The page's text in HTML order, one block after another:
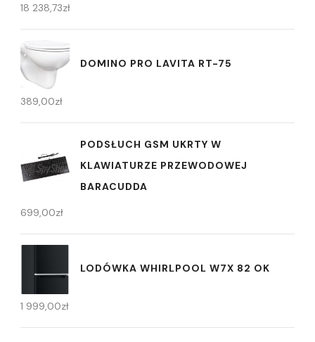
18 238,73zł
DOMINO PRO LAVITA RT-75
389,00zł
PODSŁUCH GSM UKRTY W
KLAWIATURZE PRZEWODOWEJ
BARACUDDA
699,00zł
LODÓWKA WHIRLPOOL W7X 82 OK
1 999,00zł